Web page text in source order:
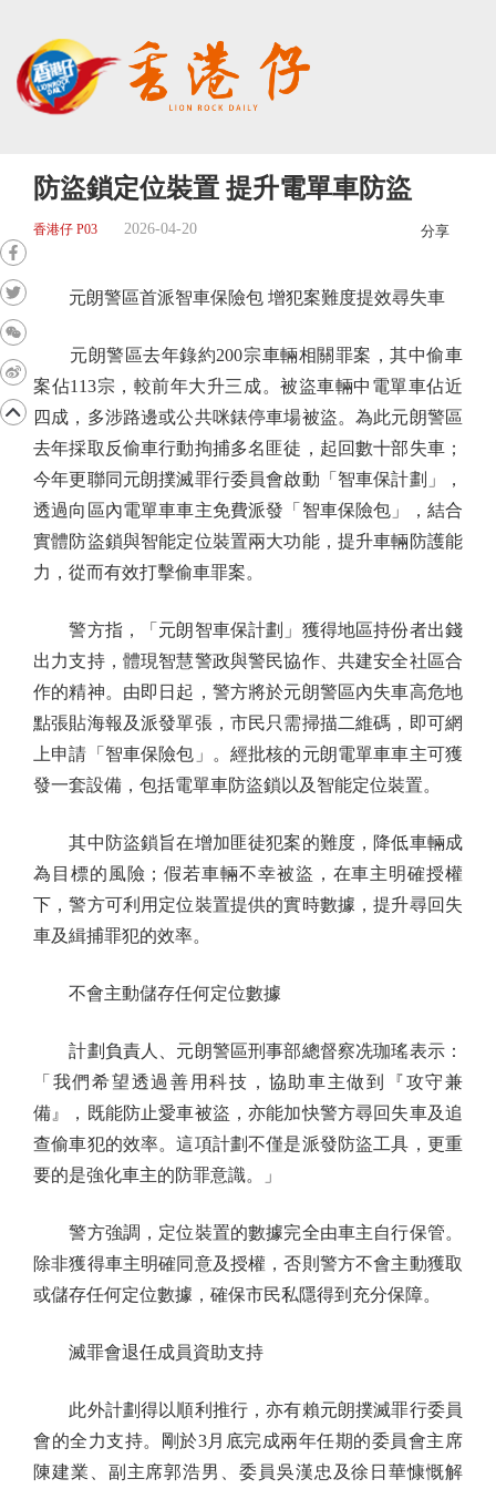
防盜鎖定位裝置 提升電單車防盜
香港仔 P03 2026-04-20 分享
元朗警區首派智車保險包 增犯案難度提效尋失車
元朗警區去年錄約200宗車輛相關罪案，其中偷車
案佔113宗，較前年大升三成。被盜車輛中電單車佔近
四成，多涉路邊或公共咪錶停車場被盜。為此元朗警區
去年採取反偷車行動拘捕多名匪徒，起回數十部失車；
今年更聯同元朗撲滅罪行委員會啟動「智車保計劃」，
透過向區內電單車車主免費派發「智車保險包」，結合
實體防盜鎖與智能定位裝置兩大功能，提升車輛防護能
力，從而有效打擊偷車罪案。
警方指，「元朗智車保計劃」獲得地區持份者出錢
出力支持，體現智慧警政與警民協作、共建安全社區合
作的精神。由即日起，警方將於元朗警區內失車高危地
點張貼海報及派發單張，市民只需掃描二維碼，即可網
上申請「智車保險包」。經批核的元朗電單車車主可獲
發一套設備，包括電單車防盜鎖以及智能定位裝置。
其中防盜鎖旨在增加匪徒犯案的難度，降低車輛成
為目標的風險；假若車輛不幸被盜，在車主明確授權
下，警方可利用定位裝置提供的實時數據，提升尋回失
車及緝捕罪犯的效率。
不會主動儲存任何定位數據
計劃負責人、元朗警區刑事部總督察冼珈瑤表示：
「我們希望透過善用科技，協助車主做到『攻守兼
備』，既能防止愛車被盜，亦能加快警方尋回失車及追
查偷車犯的效率。這項計劃不僅是派發防盜工具，更重
要的是強化車主的防罪意識。」
警方強調，定位裝置的數據完全由車主自行保管。
除非獲得車主明確同意及授權，否則警方不會主動獲取
或儲存任何定位數據，確保市民私隱得到充分保障。
滅罪會退任成員資助支持
此外計劃得以順利推行，亦有賴元朗撲滅罪行委員
會的全力支持。剛於3月底完成兩年任期的委員會主席
陳建業、副主席郭浩男、委員吳漢忠及徐日華慷慨解